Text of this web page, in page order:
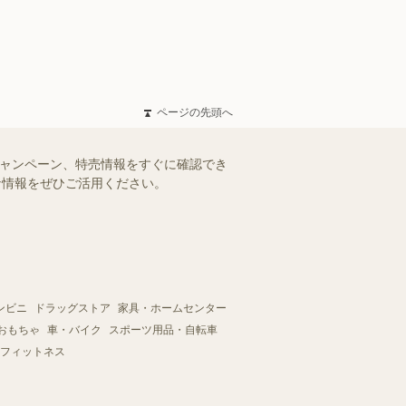
ページの先頭へ
ンペーン、特売情報をすぐに確認でき
報をぜひご活用ください。
ビニ ドラッグストア
家具・ホームセンター
もちゃ
車・バイク
スポーツ用品・自転車
ィットネス